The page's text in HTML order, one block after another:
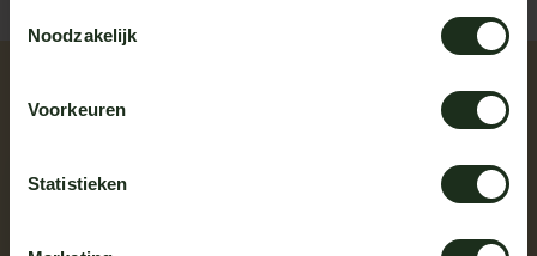
Noodzakelijk
Voorkeuren
Statistieken
Bekijk alle producten
Meerdere opties